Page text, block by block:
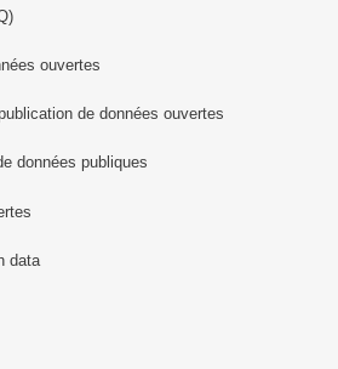
ouvertes
de données ouvertes
données publiques
data